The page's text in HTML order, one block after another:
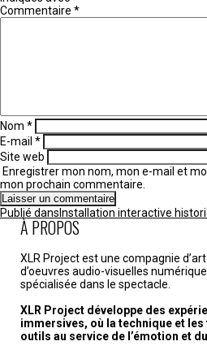
Commentaire *
Nom *
E-mail *
Site web
Enregistrer mon nom, mon e-mail et
mon prochain commentaire.
Navigation
de
l’article
Publié dans Installation interactive
À PROPOS
XLR Project est une compagnie
d’oeuvres audio-visuelles
spécialisée dans le spectacle.
XLR Project développe des
immersives, où la technique et
outils au service de l’émotion et